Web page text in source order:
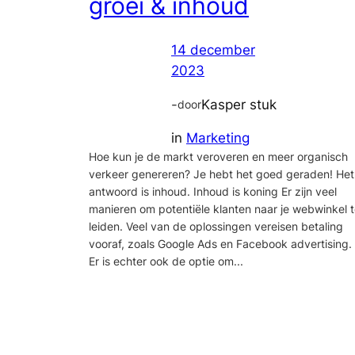
14 december
2023
-doorKasper stuk
in Marketing
Hoe kun je de markt veroveren en meer organisch
verkeer genereren? Je hebt het goed geraden! Het
antwoord is inhoud. Inhoud is koning Er zijn veel
manieren om potentiële klanten naar je webwinkel
leiden. Veel van de oplossingen vereisen betaling
vooraf, zoals Google Ads en Facebook advertising.
Er is echter ook de optie om...